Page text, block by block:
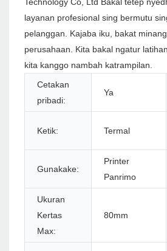
layanan profesional sing bermutu
pelanggan. Kajaba iku, bakat
perusahaan. Kita bakal ngatur
kita kanggo nambah katrampilan.
Cetakan
pribadi:
Ya
Ketik: Termal
Gunakake:
Printer
Panrimo
Ukuran
Kertas
Max:
80mm